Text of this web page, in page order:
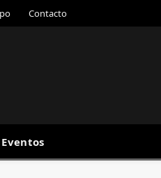
Contacto
Eventos